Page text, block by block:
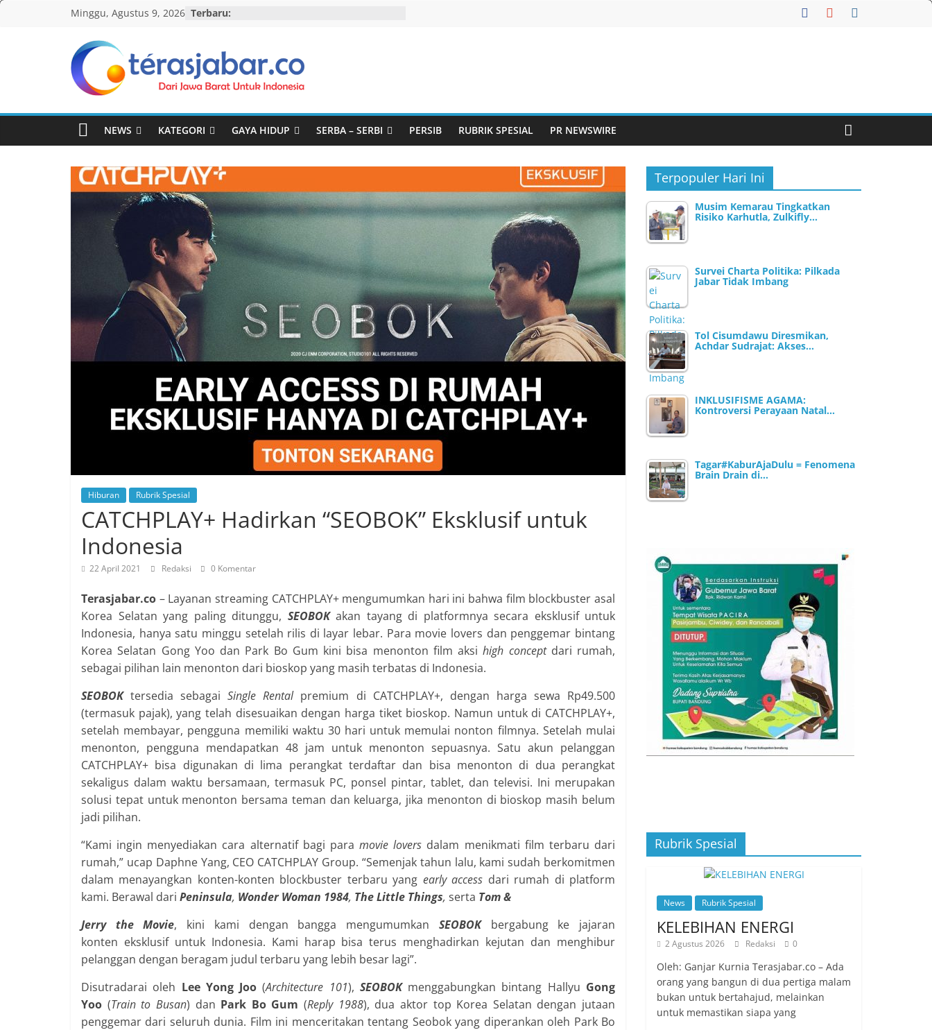
Skip
Minggu, Agustus 9, 2026 Terbaru:
Teras
Jabar
NEWS KATEGORI GAYA HIDUP SERBA – SERBI PERSIB RUBRIK SPESIAL PR NEWSWIRE
Hiburan Rubrik Spesial
CATCHPLAY+ Hadirkan “SEOBOK” Eksklusif untuk
Indonesia
22 April 2021 Redaksi 0 Komentar
Terasjabar.co – Layanan streaming CATCHPLAY+ mengumumkan hari ini bahwa film blockbuster asal
Korea Selatan yang paling ditunggu, SEOBOKakan tayang di platformnya secara eksklusif untuk
Indonesia, hanya satu minggu setelah rilis di layar lebar. Para movie lovers dan penggemar bintang
Korea Selatan Gong Yoo dan Park Bo Gum kini bisa menonton film aksihigh concept dari rumah,
sebagai pilihan lain menonton dari bioskop yang masih terbatas di Indonesia.
SEOBOKtersedia sebagai Single Rental premium di CATCHPLAY+, dengan harga sewa Rp49.500
(termasuk pajak), yang telah disesuaikan dengan harga tiket bioskop. Namun untuk di CATCHPLAY+,
setelah membayar, pengguna memiliki waktu 30 hari untuk memulai nonton filmnya. Setelah mulai
menonton, pengguna mendapatkan 48 jam untuk menonton sepuasnya. Satu akun pelanggan
CATCHPLAY+ bisa digunakan di lima perangkat terdaftar dan bisa menonton di dua perangkat
sekaligus dalam waktu bersamaan, termasuk PC, ponsel pintar, tablet, dan televisi. Ini merupakan
solusi tepat untuk menonton bersama teman dan keluarga, jika menonton di bioskop masih belum
jadi pilihan.
“Kami ingin menyediakan cara alternatif bagi paramovie lovers dalam menikmati film terbaru dari
rumah,” ucap Daphne Yang, CEO CATCHPLAY Group. “Semenjak tahun lalu, kami sudah berkomitmen
dalam menayangkan konten-konten blockbuster terbaru yang early access dari rumah di platform
kami. Berawal dari Peninsula, Wonder Woman 1984, The Little Things, serta Tom &
Jerry the Movie, kini kami dengan bangga mengumumkan SEOBOK bergabung ke jajaran
konten eksklusif untuk Indonesia. Kami harap bisa terus menghadirkan kejutan dan menghibur
pelanggan dengan beragam judul terbaru yang lebih besar lagi”.
Disutradarai oleh Lee Yong Joo (Architecture 101), SEOBOKmenggabungkan bintang Hallyu Gong
Yoo (Train to Busan) dan Park Bo Gum (Reply 1988), dua aktor top Korea Selatan dengan jutaan
penggemar dari seluruh dunia. Film ini menceritakan tentang Seobok yang diperankan oleh Park Bo
Terpopuler Hari Ini
Musim Kemarau Tingkatkan
Risiko Karhutla, Zulkifly…
Survei Charta Politika: Pilkada
Jabar Tidak Imbang
Tol Cisumdawu Diresmikan,
Achdar Sudrajat: Akses…
INKLUSIFISME AGAMA:
Kontroversi Perayaan Natal…
Tagar#KaburAjaDulu = Fenomena
Brain Drain di…
Rubrik Spesial
News Rubrik Spesial
KELEBIHAN ENERGI
2 Agustus 2026 Redaksi 0
Oleh: Ganjar Kurnia Terasjabar.co – Ada
orang yang bangun di dua pertiga malam
bukan untuk bertahajud, melainkan
untuk memastikan siapa yang